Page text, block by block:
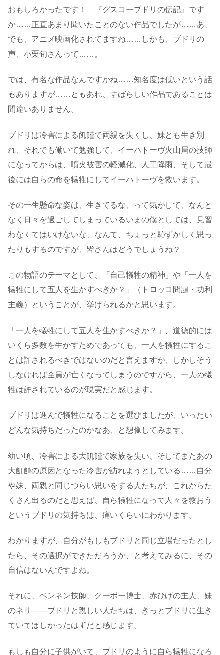
おもしろかったです！ 『グスコーブドリの伝記』です
か……正直あまり聞いたことのない作品でしたが……あ、
でも、アニメ映画化されてますね……しかも、ブドリの
声、小栗旬さんって……。
では、有名な作品なんですかね……知名度は低いという話
もありますが……ともあれ、すばらしい作品であることは
間違いありません。
ブドリは冷害による飢饉で両親を失くし、妹とも生き別
れ、それでも働いて勉強して、イーハトーヴ火山局の技師
になってからは、噴火被害の軽減化、人工降雨、そして最
後には自らの命を犠牲にしてイーハトーヴを救います。
その一生懸命な姿は、生きてるな、って気がして、なんと
なく日々を過ごしてしまっているいまの僕としては、見習
わなくてはいけないな、なんて、ちょっと恥ずかしく思っ
たりもするのですが、皆さんはどうでしょうね？
この物語のテーマとして、「自己犠牲の精神」や「一人を
犠牲にして五人を生かすべきか？」（トロッコ問題・功利
主義）ということが、挙げられるかと思います。
「一人を犠牲にして五人を生かすべきか？」、道徳的には
いくら多数を生かすためであっても、一人を犠牲にするこ
とは許されるべきではないのだと言えますが、しかしそう
しなければ全員が亡くなってしまうのですから、一人の犠
牲は許されているのが現実だと感じます。
ブドリは進んで犠牲になることを選びましたが、いったい
どんな気持ちだったのかなあ、と想像してみます。
幼い頃、冷害による大飢饉で家族を失い、そしてまたあの
大飢饉の原因となった冷害が訪れようとしている……自分
や妹、両親と同じつらい思いをする人たちが、これからた
くさん出るのだと思えば、自ら犠牲になって人々を救おう
というブドリの気持ちは、痛いくらいにわかります。
わかりますが、自分がもしもブドリと同じ立場だったとし
たら、その選択ができただろうか、と考えてみるに、その
自信はないんですよね。
それに、ペンネン技師、クーボー博士、赤ひげの主人、妹
のネリ――ブドリと親しい人たちは、きっとブドリに生き
ていてほしかったはずだと感じます。
もしも自分に子供がいて、ブドリのように自ら犠牲になろ